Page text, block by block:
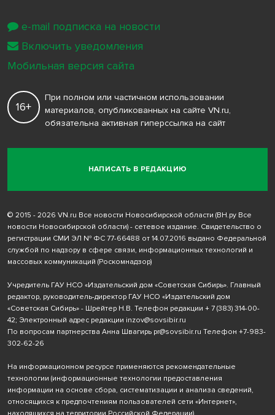
НАПИСАТЬ В РЕДАКЦИЮ
16+
При полном или частичном использовании
материалов, опубликованных на сайте VN.ru,
обязательна активная гиперссылка на сайт
© 2015 - 2026 VN.ru Все новости Новосибирской области (ВН.ру Все
новости Новосибирской области) - сетевое издание. Свидетельство о
регистрации СМИ ЭЛ № ФС 77-66488 от 14.07.2016 выдано Федеральной
службой по надзору в сфере связи, информационных технологий и
массовых коммуникаций (Роскомнадзор)
Учредитель ГАУ НСО «Издательский дом «Советская Сибирь». Главный
редактор, руководитель-директор ГАУ НСО «Издательский дом
«Советская Сибирь» - Шрейтер Н.В. Телефон редакции + 7 (383) 314-00-
42; Электронный адрес редакции inzov@sovsibir.ru
По вопросам партнерства Анна Швагирь pr@sovsibir.ru Телефон +7-983-
302-62-26
На информационном ресурсе применяются рекомендательные
технологии (информационные технологии предоставления
информации на основе сбора, систематизации и анализа сведений,
относящихся к предпочтениям пользователей сети «Интернет»,
e-mail подписка на новости
Включить уведомления
Мобильная версия сайта